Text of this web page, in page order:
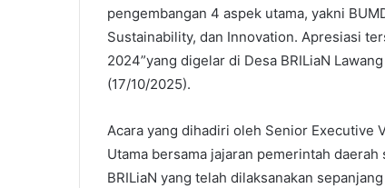
pengembangan 4 aspek utama, yakni
Sustainability, dan Innovation. Apresiasi
2024”yang digelar di Desa BRILiaN
(17/10/2025).
Acara yang dihadiri oleh Senior Executive
Utama bersama jajaran pemerintah
BRILiaN yang telah dilaksanakan